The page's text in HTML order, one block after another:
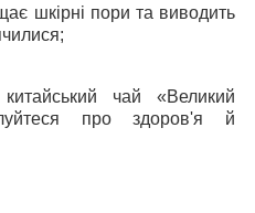
шкірні пори та виводить
чай «Великий
про здоров'я й